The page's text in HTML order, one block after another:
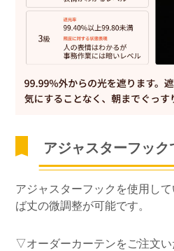
アジャスターフッ
アジャスターフックを使用し
ば丈の微調整が可能です。
▽オーダーカーテンをご注文